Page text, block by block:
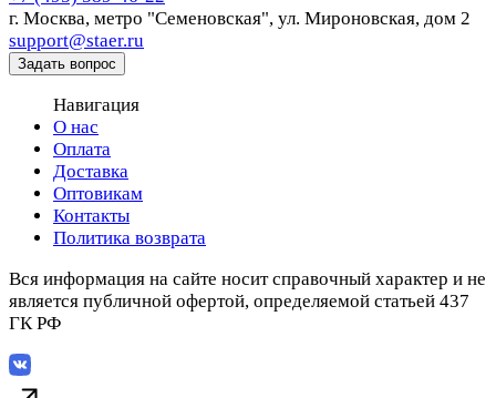
г. Москва, метро "Семеновская", ул. Мироновская, дом 2
support@staer.ru
Задать вопрос
Навигация
О нас
Оплата
Доставка
Оптовикам
Контакты
Политика возврата
Вся информация на сайте носит справочный характер и не
является публичной офертой, определяемой статьей 437
ГК РФ